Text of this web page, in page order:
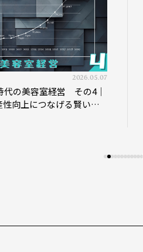
2026.05.07
代の美容室経営 その4｜
向上につなげる賢い助